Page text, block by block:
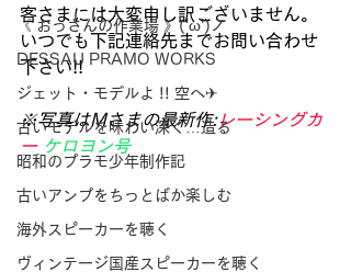
《 おっさんの作業場 》('ω')ノ
DESSAU PRAMO WORKS
ジェット・モデルよ !! 空へ✈
古いモデルを味わい深く…造る
昭和のプラモ少年制作記
古いアンプをちっとばか楽しむ
海外スピーカーを聴く
ヴィンテージ国産スピーカーを聴く
客さまには大変申し訳ございません。
いつでも下記連絡先までお問い合わせ
下さい!!
※写真はMさまの最新作:レーシングカ
ー ケロヨン号